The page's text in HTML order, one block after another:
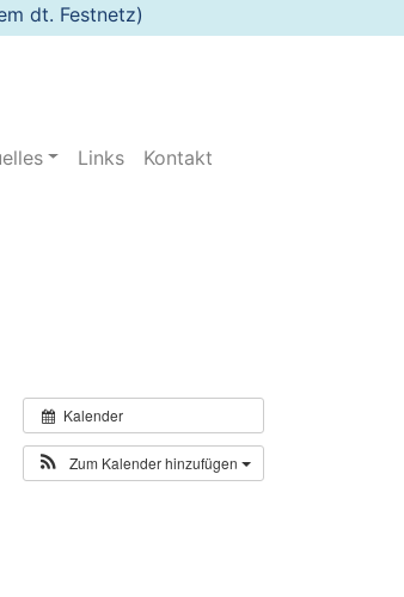
dt. Festnetz)
Links Kontakt
Kalender
Zum Kalender hinzufügen